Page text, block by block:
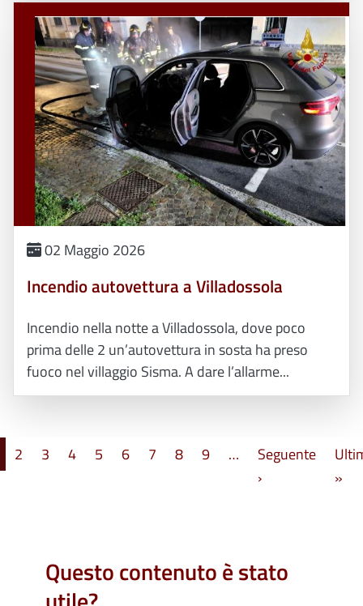
02 Maggio 2026
Incendio autovettura a Villadossola
Incendio nella notte a Villadossola, dove poco
prima delle 2 un’autovettura in sosta ha preso
fuoco nel villaggio Sisma. A dare l’allarme...
Paginazione
2 3 4 5 6 7 8 9 …
Seguente
›Pagina
»
Questo contenuto è stato